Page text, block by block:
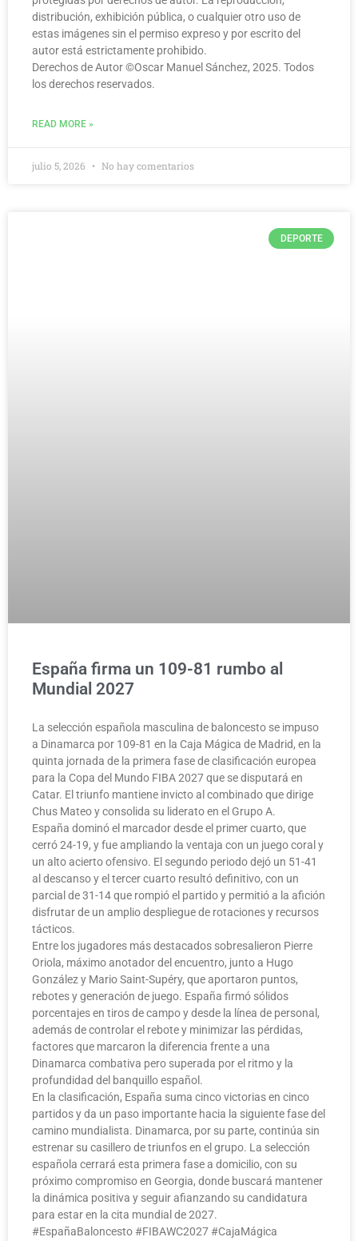
distribución, exhibición pública, o cualquier otro uso de
estas imágenes sin el permiso expreso y por escrito del
autor está estrictamente prohibido.
Derechos de Autor ©️Oscar Manuel Sánchez, 2025. Todos
los derechos reservados.
READ MORE »
julio 5, 2026 No hay comentarios
DEPORTE
España firma un 109-81 rumbo al
Mundial 2027
La selección española masculina de baloncesto se impuso
a Dinamarca por 109-81 en la Caja Mágica de Madrid, en la
quinta jornada de la primera fase de clasificación europea
para la Copa del Mundo FIBA 2027 que se disputará en
Catar. El triunfo mantiene invicto al combinado que dirige
Chus Mateo y consolida su liderato en el Grupo A.
España dominó el marcador desde el primer cuarto, que
cerró 24-19, y fue ampliando la ventaja con un juego coral y
un alto acierto ofensivo. El segundo periodo dejó un 51-41
al descanso y el tercer cuarto resultó definitivo, con un
parcial de 31-14 que rompió el partido y permitió a la afición
disfrutar de un amplio despliegue de rotaciones y recursos
tácticos.
Entre los jugadores más destacados sobresalieron Pierre
Oriola, máximo anotador del encuentro, junto a Hugo
González y Mario Saint-Supéry, que aportaron puntos,
rebotes y generación de juego. España firmó sólidos
porcentajes en tiros de campo y desde la línea de personal,
además de controlar el rebote y minimizar las pérdidas,
factores que marcaron la diferencia frente a una
Dinamarca combativa pero superada por el ritmo y la
profundidad del banquillo español.
En la clasificación, España suma cinco victorias en cinco
partidos y da un paso importante hacia la siguiente fase del
camino mundialista. Dinamarca, por su parte, continúa sin
estrenar su casillero de triunfos en el grupo. La selección
española cerrará esta primera fase a domicilio, con su
próximo compromiso en Georgia, donde buscará mantener
la dinámica positiva y seguir afianzando su candidatura
para estar en la cita mundial de 2027.
#EspañaBaloncesto #FIBAWC2027 #CajaMágica